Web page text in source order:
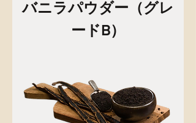
バニラパウダー（グレ
ードB）